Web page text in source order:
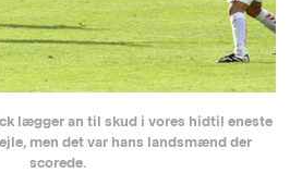
lægger an til skud i vores hidtil eneste
men det var hans landsmænd der
scorede.